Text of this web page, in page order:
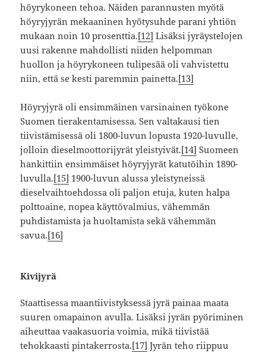
höyrykoneen tehoa. Näiden parannusten myötä
höyryjyrän mekaaninen hyötysuhde parani yhtiön
mukaan noin 10 prosenttia.[12] Lisäksi jyräystelojen
uusi rakenne mahdollisti niiden helpomman
huollon ja höyrykoneen tulipesää oli vahvistettu
niin, että se kesti paremmin painetta.[13]
Höyryjyrä oli ensimmäinen varsinainen työkone
Suomen tierakentamisessa. Sen valtakausi tien
tiivistämisessä oli 1800-luvun lopusta 1920-luvulle,
jolloin dieselmoottorijyrät yleistyivät.[14] Suomeen
hankittiin ensimmäiset höyryjyrät katutöihin 1890-
luvulla.[15] 1900-luvun alussa yleistyneissä
dieselvaihtoehdossa oli paljon etuja, kuten halpa
polttoaine, nopea käyttövalmius, vähemmän
puhdistamista ja huoltamista sekä vähemmän
savua.[16]
Kivijyrä
Staattisessa maantiivistyksessä jyrä painaa maata
suuren omapainon avulla. Lisäksi jyrän pyöriminen
aiheuttaa vaakasuoria voimia, mikä tiivistää
tehokkaasti pintakerrosta.[17] Jyrän teho riippuu